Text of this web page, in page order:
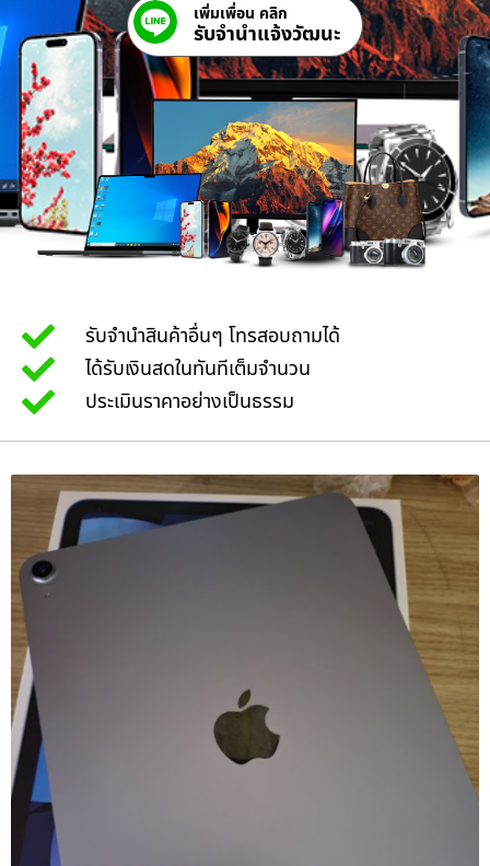
เพิ่มเพื่อน คลิก
รับจํานําแจ้งวัฒนะ
รับจำนำสินค้าอื่นๆ โทรสอบถามได้
ได้รับเงินสดในทันทีเต็มจำนวน
ประเมินราคาอย่างเป็นธรรม